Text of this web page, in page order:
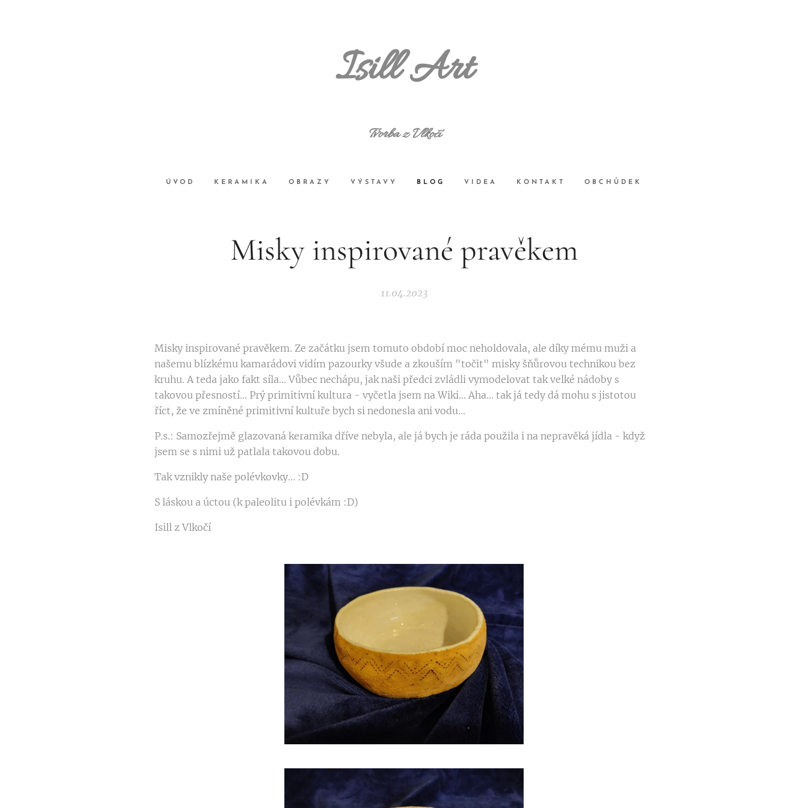
Isill Art
Tvorba z Vlkočí
ÚVOD KERAMIKA OBRAZY VÝSTAVY BLOG VIDEA KONTAKT OBCHŮDEK
Misky inspirované pravěkem
11.04.2023
Misky inspirované pravěkem. Ze začátku jsem tomuto období moc neholdovala, ale díky mému muži a
našemu blízkému kamarádovi vidím pazourky všude a zkouším "točit" misky šňůrovou technikou bez
kruhu. A teda jako fakt síla... Vůbec nechápu, jak naši předci zvládli vymodelovat tak velké nádoby s
takovou přesností... Prý primitivní kultura - vyčetla jsem na Wiki... Aha... tak já tedy dá mohu s jistotou
říct, že ve zmíněné primitivní kultuře bych si nedonesla ani vodu...
P.s.: Samozřejmě glazovaná keramika dříve nebyla, ale já bych je ráda použila i na nepravěká jídla - když
jsem se s nimi už patlala takovou dobu.
Tak vznikly naše polévkovky... :D
S láskou a úctou (k paleolitu i polévkám :D)
Isill z Vlkočí